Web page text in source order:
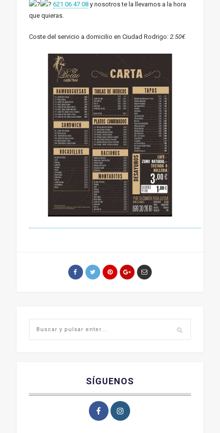
621 06 47 08y nosotros te la llevamos a la hora
que quieras.
Coste del servicio a domicilio en Ciudad Rodrigo: 2.50€
SÍGUENOS